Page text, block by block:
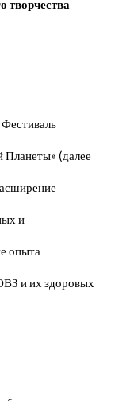
творчества
Планеты» (далее
и
опыта
и их здоровых